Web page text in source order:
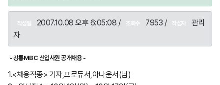
작성일 2007.10.08 오후 6:05:08 / 조회수 7953 / 작성자
관리
자
- 강릉MBC 신입사원 공개채용 -
1.<채용직종> 기자,프로듀서,아나운서(남)